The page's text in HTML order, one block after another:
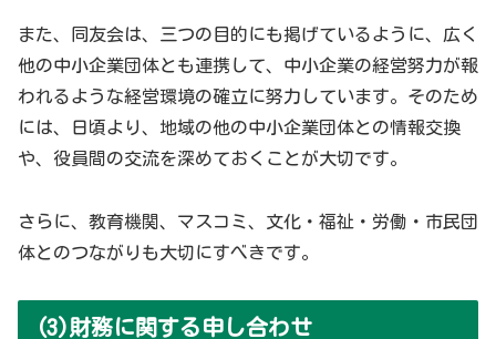
また、同友会は、三つの目的にも掲げているように、広く
他の中小企業団体とも連携して、中小企業の経営努力が報
われるような経営環境の確立に努力しています。そのため
には、日頃より、地域の他の中小企業団体との情報交換
や、役員間の交流を深めておくことが大切です。
さらに、教育機関、マスコミ、文化・福祉・労働・市民団
体とのつながりも大切にすべきです。
(3)財務に関する申し合わせ